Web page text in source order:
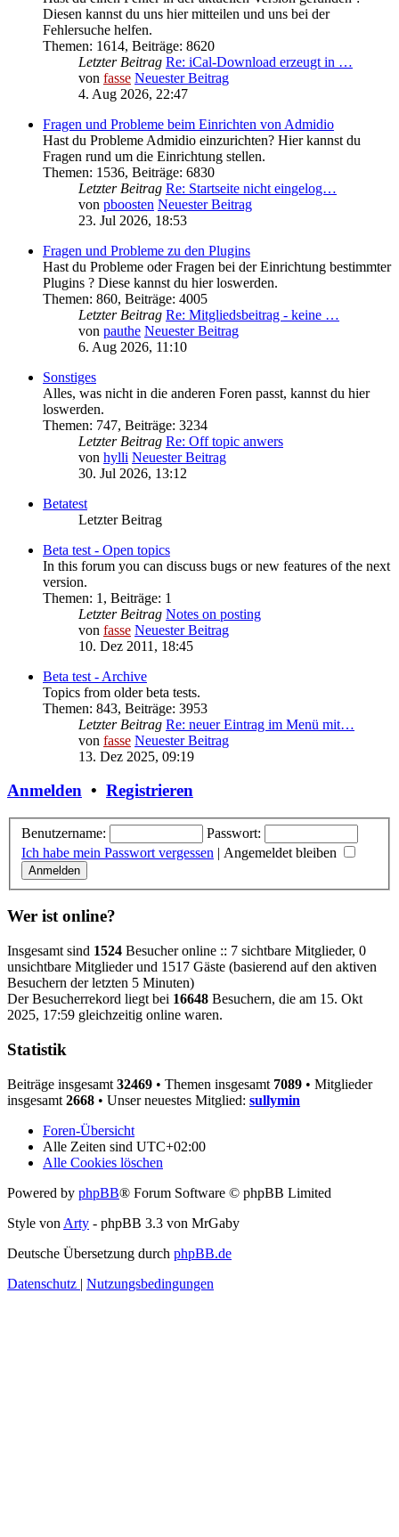
Diesen kannst du uns hier mitteilen und uns bei der
Fehlersuche helfen.
Themen: 1614, Beiträge: 8620
Letzter Beitrag Re: iCal-Download erzeugt in …
von fasse Neuester Beitrag
4. Aug 2026, 22:47
Fragen und Probleme beim Einrichten von Admidio
Hast du Probleme Admidio einzurichten? Hier kannst du
Fragen rund um die Einrichtung stellen.
Themen: 1536, Beiträge: 6830
Letzter Beitrag Re: Startseite nicht eingelog…
von pboosten Neuester Beitrag
23. Jul 2026, 18:53
Fragen und Probleme zu den Plugins
Hast du Probleme oder Fragen bei der Einrichtung bestimmter
Plugins ? Diese kannst du hier loswerden.
Themen: 860, Beiträge: 4005
Letzter Beitrag Re: Mitgliedsbeitrag - keine …
von pauthe Neuester Beitrag
6. Aug 2026, 11:10
Sonstiges
Alles, was nicht in die anderen Foren passt, kannst du hier
loswerden.
Themen: 747, Beiträge: 3234
Letzter Beitrag Re: Off topic anwers
von hylli Neuester Beitrag
30. Jul 2026, 13:12
Betatest
Letzter Beitrag
Beta test - Open topics
In this forum you can discuss bugs or new features of the next
version.
Themen: 1 , Beiträge: 1
Letzter Beitrag Notes on posting
von fasse Neuester Beitrag
10. Dez 2011, 18:45
Beta test - Archive
Topics from older beta tests.
Themen: 843, Beiträge: 3953
Letzter Beitrag Re: neuer Eintrag im Menü mit…
von fasse Neuester Beitrag
13. Dez 2025, 09:19
Anmelden • Registrieren
Benutzername:
Passwort:
Ich habe mein Passwort vergessen | Angemeldet bleiben
Wer ist online?
Insgesamt sind 1524 Besucher online :: 7 sichtbare Mitglieder, 0
unsichtbare Mitglieder und 1517 Gäste (basierend auf den aktiven
Besuchern der letzten 5 Minuten)
Der Besucherrekord liegt bei 16648 Besuchern, die am 15. Okt
2025, 17:59 gleichzeitig online waren.
Statistik
Beiträge insgesamt 32469 • Themen insgesamt 7089 • Mitglieder
insgesamt 2668 • Unser neuestes Mitglied: sullymin
Foren-Übersicht
Alle Zeiten sind UTC+02:00
Alle Cookies löschen
Powered by phpBB® Forum Software © phpBB Limited
Style von Arty - phpBB 3.3 von MrGaby
Deutsche Übersetzung durch phpBB.de
Datenschutz | Nutzungsbedingungen